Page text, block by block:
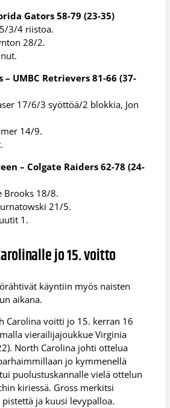
Gators 58-79 (23-35)
3/4 riistoa.
28/2.
– UMBC Retrievers 81-66 (37-
17/6/3 syöttöä/2 blokkia, Jon
14/9.
– Colgate Raiders 62-78 (24-
Brooks 18/8.
21/5.
1.
jo 15. voitto
käyntiin myös naisten
aikana.
Carolina voitti jo 15. kerran 16
vierailijajoukkue Virginia
North Carolina johti ottelua
jo kymmenellä
puolustuskannalle vielä ottelun
kiriessä. Gross merkitsi
ja kuusi levypalloa.